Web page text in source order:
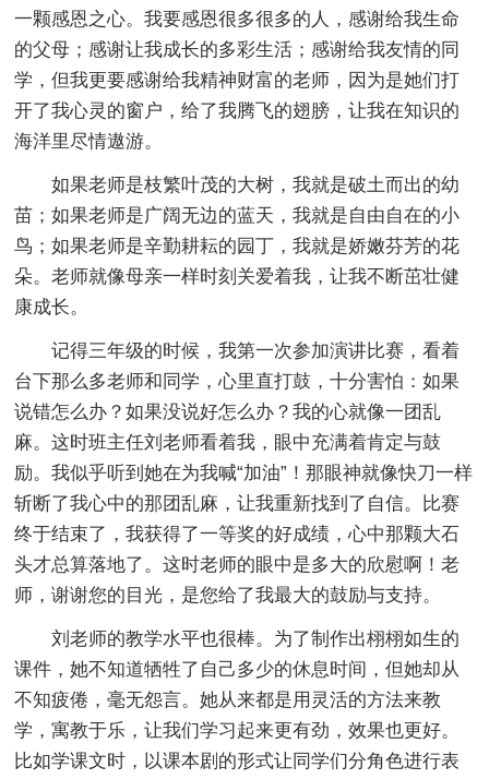
一颗感恩之心。我要感恩很多很多的人，感谢给我生命
的父母；感谢让我成长的多彩生活；感谢给我友情的同
学，但我更要感谢给我精神财富的老师，因为是她们打
开了我心灵的窗户，给了我腾飞的翅膀，让我在知识的
海洋里尽情遨游。
如果老师是枝繁叶茂的大树，我就是破土而出的幼
苗；如果老师是广阔无边的蓝天，我就是自由自在的小
鸟；如果老师是辛勤耕耘的园丁，我就是娇嫩芬芳的花
朵。老师就像母亲一样时刻关爱着我，让我不断茁壮健
康成长。
记得三年级的时候，我第一次参加演讲比赛，看着
台下那么多老师和同学，心里直打鼓，十分害怕：如果
说错怎么办？如果没说好怎么办？我的心就像一团乱
麻。这时班主任刘老师看着我，眼中充满着肯定与鼓
励。我似乎听到她在为我喊“加油”！那眼神就像快刀一样
斩断了我心中的那团乱麻，让我重新找到了自信。比赛
终于结束了，我获得了一等奖的好成绩，心中那颗大石
头才总算落地了。这时老师的眼中是多大的欣慰啊！老
师，谢谢您的目光，是您给了我最大的鼓励与支持。
刘老师的教学水平也很棒。为了制作出栩栩如生的
课件，她不知道牺牲了自己多少的休息时间，但她却从
不知疲倦，毫无怨言。她从来都是用灵活的方法来教
学，寓教于乐，让我们学习起来更有劲，效果也更好。
比如学课文时，以课本剧的形式让同学们分角色进行表